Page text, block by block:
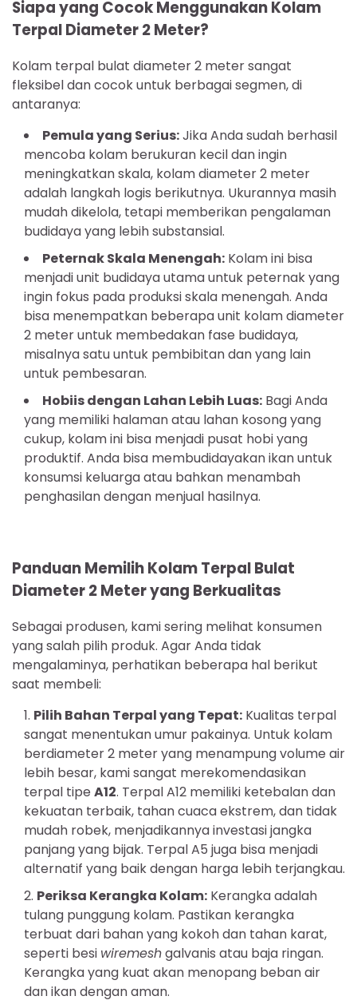
Siapa yang Cocok Menggunakan Kolam
Terpal Diameter 2 Meter?
Kolam terpal bulat diameter 2 meter sangat
fleksibel dan cocok untuk berbagai segmen, di
antaranya:
Pemula yang Serius:Jika Anda sudah berhasil
mencoba kolam berukuran kecil dan ingin
meningkatkan skala, kolam diameter 2 meter
adalah langkah logis berikutnya. Ukurannya masih
mudah dikelola, tetapi memberikan pengalaman
budidaya yang lebih substansial.
Peternak Skala Menengah: Kolam ini bisa
menjadi unit budidaya utama untuk peternak yang
ingin fokus pada produksi skala menengah. Anda
bisa menempatkan beberapa unit kolam diameter
2 meter untuk membedakan fase budidaya,
misalnya satu untuk pembibitan dan yang lain
untuk pembesaran.
Hobiis dengan Lahan Lebih Luas: Bagi Anda
yang memiliki halaman atau lahan kosong yang
cukup, kolam ini bisa menjadi pusat hobi yang
produktif. Anda bisa membudidayakan ikan untuk
konsumsi keluarga atau bahkan menambah
penghasilan dengan menjual hasilnya.
Panduan Memilih Kolam Terpal Bulat
Diameter 2 Meter yang Berkualitas
Sebagai produsen, kami sering melihat konsumen
yang salah pilih produk. Agar Anda tidak
mengalaminya, perhatikan beberapa hal berikut
saat membeli:
Pilih Bahan Terpal yang Tepat: Kualitas terpal
sangat menentukan umur pakainya. Untuk kolam
berdiameter 2 meter yang menampung volume air
lebih besar, kami sangat merekomendasikan
terpal tipe A12. Terpal A12 memiliki ketebalan dan
kekuatan terbaik, tahan cuaca ekstrem, dan tidak
mudah robek, menjadikannya investasi jangka
panjang yang bijak. Terpal A5 juga bisa menjadi
alternatif yang baik dengan harga lebih terjangkau.
Periksa Kerangka Kolam: Kerangka adalah
tulang punggung kolam. Pastikan kerangka
terbuat dari bahan yang kokoh dan tahan karat,
seperti besi wiremeshgalvanis atau baja ringan.
Kerangka yang kuat akan menopang beban air
dan ikan dengan aman.